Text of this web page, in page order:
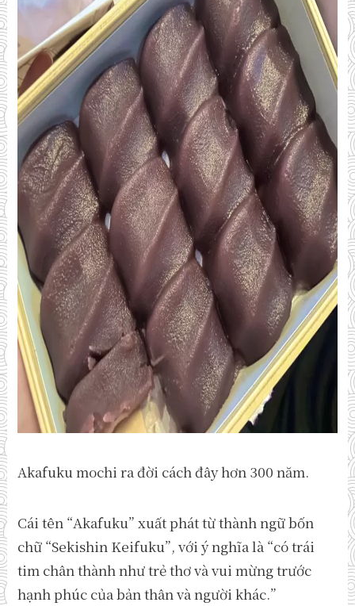
Akafuku mochi ra đời cách đây hơn 300 năm.
Cái tên “Akafuku” xuất phát từ thành ngữ bốn
chữ “Sekishin Keifuku”, với ý nghĩa là “có trái
tim chân thành như trẻ thơ và vui mừng trước
hạnh phúc của bản thân và người khác.”